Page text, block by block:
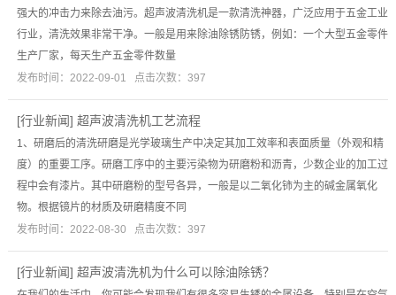
强大的冲击力来除去油污。超声波清洗机是一款清洗神器，广泛应用于五金工业
行业，清洗效果非常干净。一般是用来除油除锈防锈，例如：一个大型五金零件
生产厂家，每天生产五金零件数量
发布时间：2022-09-01 点击次数：397
[行业新闻] 超声波清洗机工艺流程
1、研磨后的清洗研磨是光学玻璃生产中决定其加工效率和表面质量（外观和精
度）的重要工序。研磨工序中的主要污染物为研磨粉和沥青，少数企业的加工过
程中会有漆片。其中研磨粉的型号各异，一般是以二氧化铈为主的碱金属氧化
物。根据镜片的材质及研磨精度不同
发布时间：2022-08-30 点击次数：397
[行业新闻] 超声波清洗机为什么可以除油除锈？